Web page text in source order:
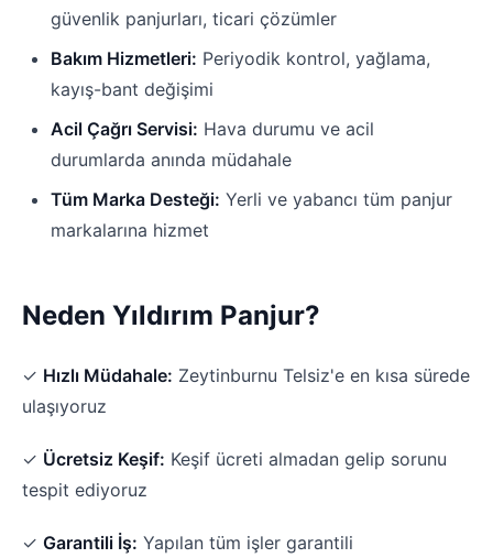
güvenlik panjurları, ticari çözümler
Bakım Hizmetleri: Periyodik kontrol, yağlama,
kayış-bant değişimi
Acil Çağrı Servisi: Hava durumu ve acil
durumlarda anında müdahale
Tüm Marka Desteği: Yerli ve yabancı tüm panjur
markalarına hizmet
Neden Yıldırım Panjur?
✓ Hızlı Müdahale: Zeytinburnu Telsiz'e en kısa sürede
ulaşıyoruz
✓ Ücretsiz Keşif: Keşif ücreti almadan gelip sorunu
tespit ediyoruz
✓ Garantili İş: Yapılan tüm işler garantili